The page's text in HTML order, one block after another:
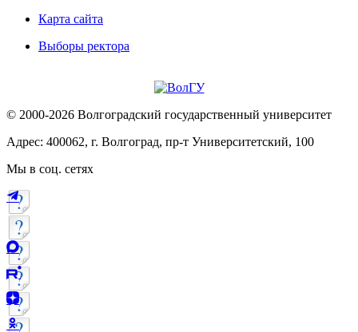
Карта сайта
Выборы ректора
© 2000-2026 Волгоградский государственный университет
Адрес: 400062, г. Волгоград, пр-т Университетский, 100
Мы в соц. сетях